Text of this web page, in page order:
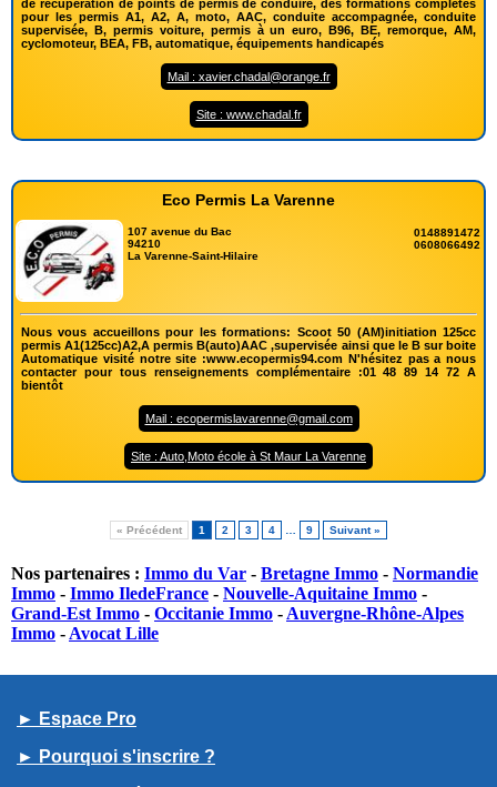
de récupération de points de permis de conduire, des formations complètes
pour les permis A1, A2, A, moto, AAC, conduite accompagnée, conduite
supervisée, B, permis voiture, permis à un euro, B96, BE, remorque, AM,
cyclomoteur, BEA, FB, automatique, équipements handicapés
Mail : xavier.chadal@orange.fr
Site : www.chadal.fr
Eco Permis La Varenne
107 avenue du Bac
94210
La Varenne-Saint-Hilaire
0148891472
0608066492
Nous vous accueillons pour les formations: Scoot 50 (AM)initiation 125cc
permis A1(125cc)A2,A permis B(auto)AAC ,supervisée ainsi que le B sur boite
Automatique visité notre site :www.ecopermis94.com N'hésitez pas a nous
contacter pour tous renseignements complémentaire :01 48 89 14 72 A
bientôt
Mail : ecopermislavarenne@gmail.com
Site : Auto,Moto école à St Maur La Varenne
« Précédent 1 2 3 4 9 Suivant »
Nos partenaires : Immo du Var - Bretagne Immo - Normandie
Immo - Immo IledeFrance - Nouvelle-Aquitaine Immo -
Grand-Est Immo - Occitanie Immo - Auvergne-Rhône-Alpes
Immo - Avocat Lille
► Espace Pro
► Pourquoi s'inscrire ?